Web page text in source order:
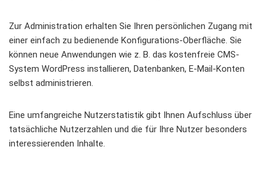
Zur Administration erhalten Sie Ihren persönlichen Zugang mit
einer einfach zu bedienende Konfigurations-Oberfläche. Sie
können neue Anwendungen wie z. B. das kostenfreie CMS-
System WordPress installieren, Datenbanken, E-Mail-Konten
selbst administrieren.
Eine umfangreiche Nutzerstatistik gibt Ihnen Aufschluss über
tatsächliche Nutzerzahlen und die für Ihre Nutzer besonders
interessierenden Inhalte.